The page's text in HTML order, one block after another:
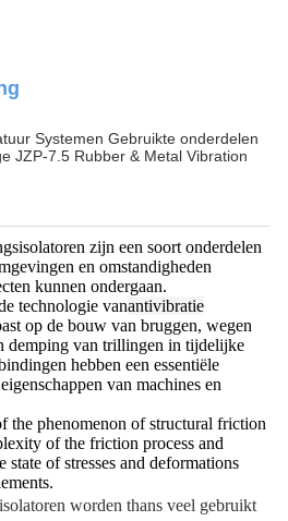
Systemen Gebruikte onderdelen
JZP-7.5 Rubber & Metal Vibration
zijn een soort onderdelen
en omstandigheden
kunnen ondergaan.
technologie vanantivibratie
op de bouw van bruggen, wegen
demping van trillingen in tijdelijke
hebben een essentiële
van machines en
the phenomenon of structural friction
of the friction process and
of stresses and deformations
worden thans veel gebruikt